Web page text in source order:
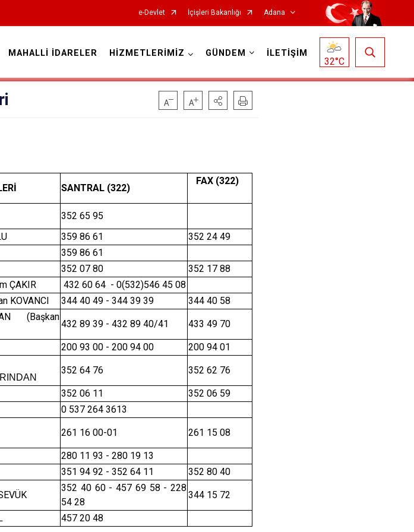
e-Devlet İçişleri Bakanlığı Adana
Aladağ
Ceyhan
Feke
İmamoğlu
Karaisalı
Karataş
Kozan
Pozantı
Saimbeyli
Sarıçam
MAHALLİ İDARELER HİZMETLERİMİZ GÜNDEM İLETİŞİM
32°C
SANTRAL (322)
FAX (322)
352 65 95
359 86 61
352 24 49
359 86 61
352 07 80
352 17 88
ÇAKIR
432 60 64 - 0(532)546 45 08
KOVANCI 344 40 49 - 344 39 39 344 40 58
(Başkan
432 89 39 - 432 89 40/41 433 49 70
200 93 00 - 200 94 00 200 94 01
352 64 76 352 62 76
352 06 11
352 06 59
0 537 264 3613
261 16 00-01 261 15 08
280 11 93 - 280 19 13
351 94 92 - 352 64 11 352 80 40
352 40 60 - 457 69 58 - 228
54 28
344 15 72
457 20 48